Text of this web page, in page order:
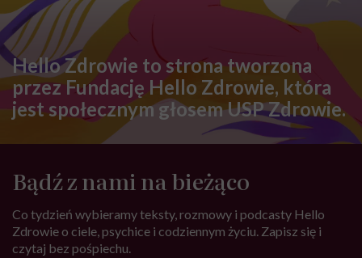
Hello Zdrowie to strona tworzona
przez Fundację Hello Zdrowie, która
jest społecznym głosem USP Zdrowie.
Bądź z nami na bieżąco
Co tydzień wybieramy teksty, rozmowy i podcasty Hello
Zdrowie o ciele, psychice i codziennym życiu. Zapisz się i
czytaj bez pośpiechu.